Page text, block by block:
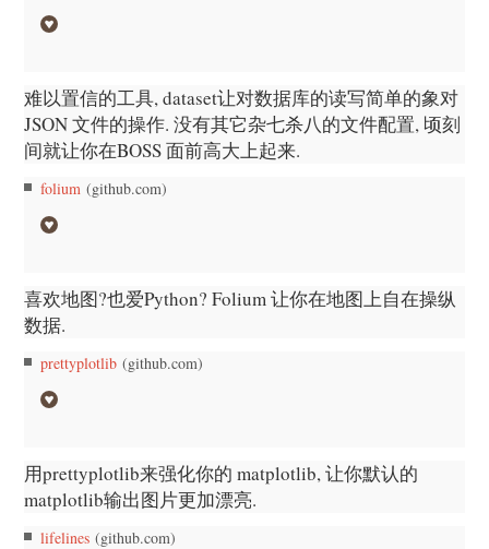
难以置信的工具, dataset让对数据库的读写简单的象对
JSON 文件的操作. 没有其它杂七杀八的文件配置, 顷刻
间就让你在BOSS 面前高大上起来.
folium (github.com)
喜欢地图?也爱Python? Folium 让你在地图上自在操纵
数据.
prettyplotlib (github.com)
用prettyplotlib来强化你的 matplotlib, 让你默认的
matplotlib输出图片更加漂亮.
lifelines (github.com)